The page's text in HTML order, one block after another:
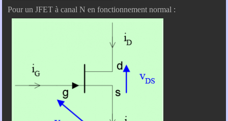
Pour un JFET à canal N en fonctionnement normal :